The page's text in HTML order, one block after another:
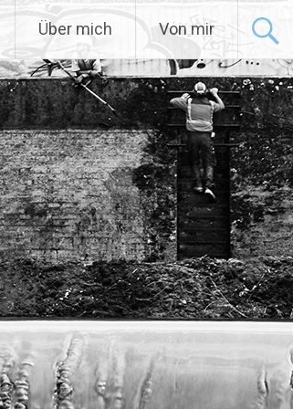
Über mich Von mir